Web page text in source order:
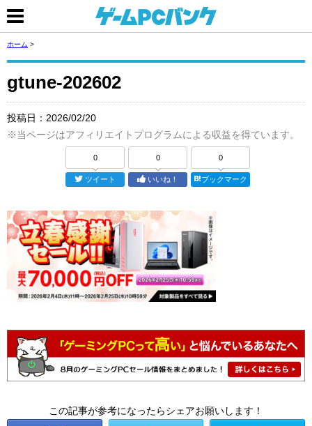
ホーム >
gtune-202602
投稿日： 2026/02/20
※当ページはアフィリエイトプログラムによる収益を得ています。
0
ツイート
0
いいね！
0
ブックマーク
この記事が参考になったらシェアお願いします！